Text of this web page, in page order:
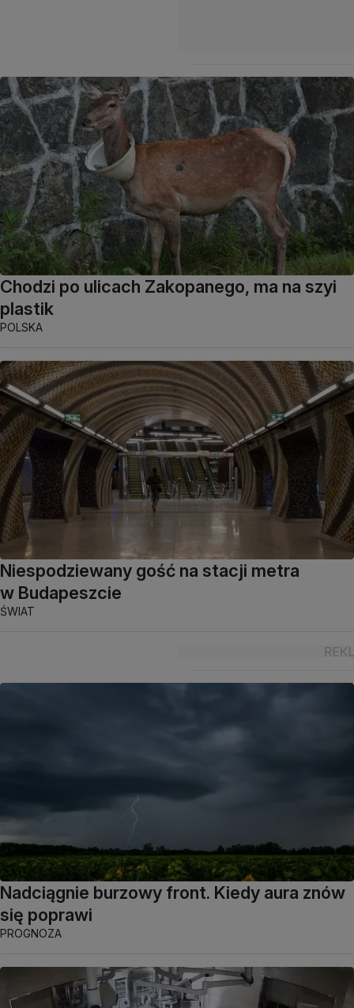
Chodzi po ulicach Zakopanego, ma na szyi
plastik
POLSKA
Niespodziewany gość na stacji metra
w Budapeszcie
ŚWIAT
Nadciągnie burzowy front. Kiedy aura znów
się poprawi
PROGNOZA